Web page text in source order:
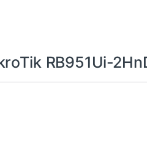
RB951Ui-